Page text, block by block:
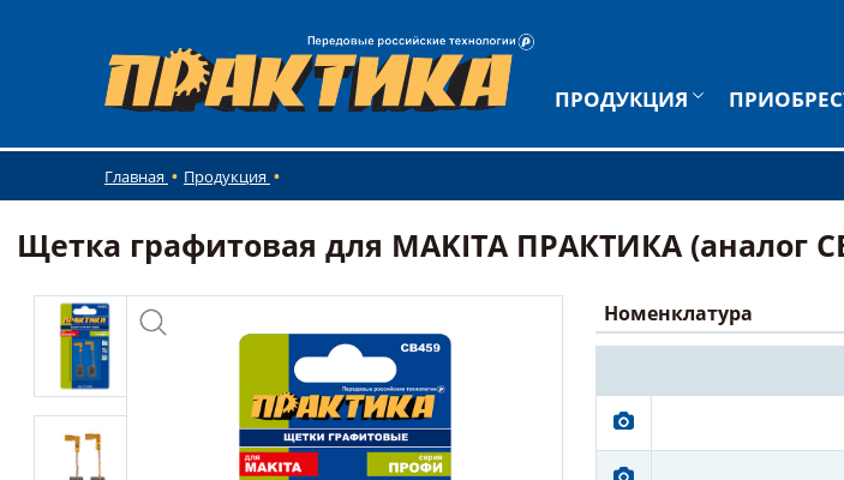
ПРОДУКЦИЯ
Главная Продукция
Щетка графитовая для MAKITA ПРАКТИКА (аналог
Номенклатура